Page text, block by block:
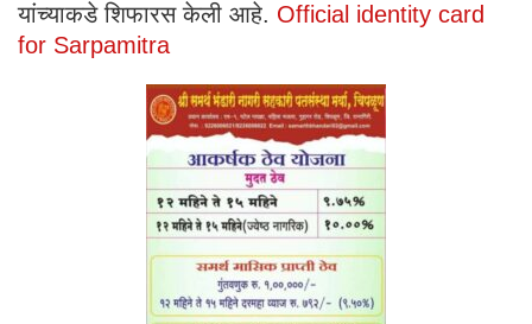
यांच्याकडे शिफारस केली आहे. Official identity card
for Sarpamitra